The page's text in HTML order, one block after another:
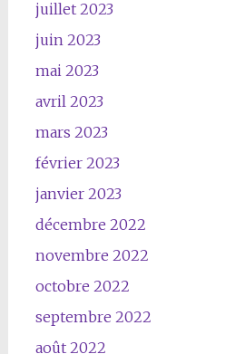
juillet 2023
juin 2023
mai 2023
avril 2023
mars 2023
février 2023
janvier 2023
décembre 2022
novembre 2022
octobre 2022
septembre 2022
août 2022